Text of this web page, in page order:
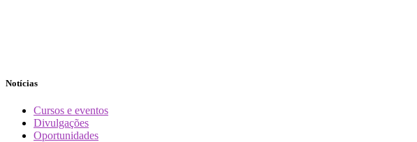
Notícias
Cursos e eventos
Divulgações
Oportunidades